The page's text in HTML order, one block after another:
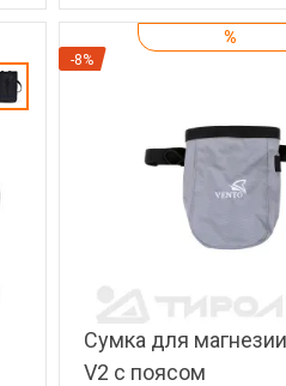
%
-8%
Сумка для
V2 с поясом